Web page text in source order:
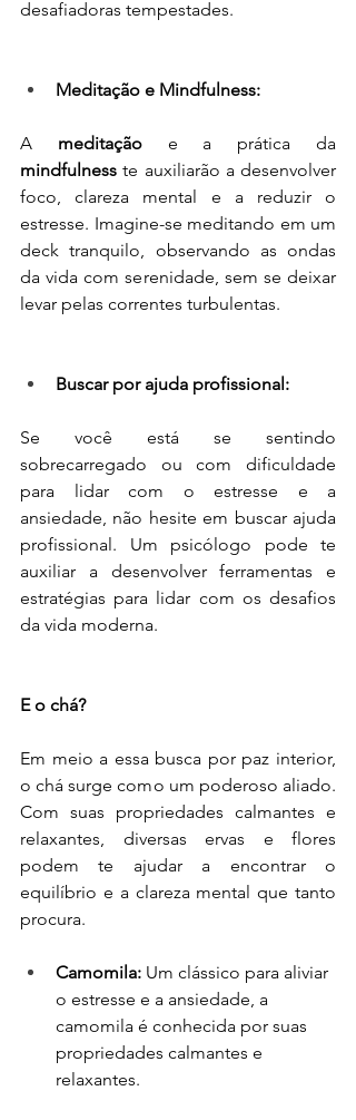
desafiadoras tempestades.
Meditação e Mindfulness:
A meditação
mindfulness te auxiliarão a desenvolver
foco, clareza mental e a reduzir o
estresse. Imagine-se meditando em um
deck tranquilo, observando as ondas
da vida com serenidade, sem se deixar
levar pelas correntes turbulentas.
Buscar por ajuda profissional:
Se você está se sentindo
sobrecarregado ou com dificuldade
para lidar com o estresse e a
ansiedade, não hesite em buscar ajuda
profissional. Um psicólogo pode te
auxiliar a desenvolver ferramentas e
estratégias para lidar com os desafios
da vida moderna.
E o chá?
Em meio a essa busca por paz interior,
o chá surge como um poderoso aliado.
Com suas propriedades calmantes e
relaxantes, diversas ervas e flores
podem te ajudar a encontrar o
equilíbrio e a clareza mental que tanto
procura.
Camomila: Um clássico para aliviar
o estresse e a ansiedade, a
camomila é conhecida por suas
propriedades calmantes e
relaxantes.